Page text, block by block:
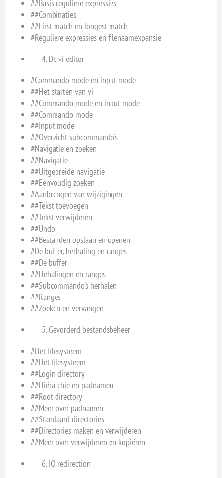
##Basis reguliere expressies
##Combinaties
##First match en longest match
#Reguliere expressies en filenaamexpansie
De vi editor
#Commando mode en input mode
##Het starten van vi
##Commando mode en input mode
##Commando mode
##Input mode
##Overzicht subcommando's
#Navigatie en zoeken
##Navigatie
##Uitgebreide navigatie
##Eenvoudig zoeken
#Aanbrengen van wijzigingen
##Tekst toevoegen
##Tekst verwijderen
##Undo
##Bestanden opslaan en openen
#De buffer, herhaling en ranges
##De buffer
##Hehalingen en ranges
##Subcommando's herhalen
##Ranges
##Zoeken en vervangen
Gevorderd bestandsbeheer
#Het filesysteem
##Het filesysteem
##Login directory
##Hiërarchie en padnamen
##Root directory
##Meer over padnamen
##Standaard directories
##Directories maken en verwijderen
##Meer over verwijderen en kopiëren
IO redirection